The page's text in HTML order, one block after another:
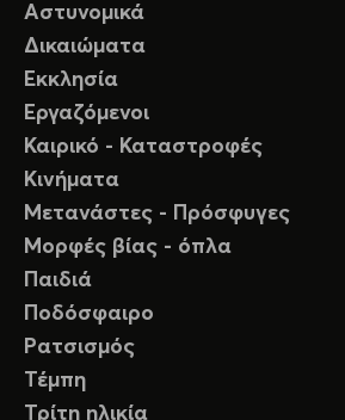
Αστυνομικά
Δικαιώματα
Εκκλησία
Εργαζόμενοι
Καιρικό - Καταστροφές
Κινήματα
Μετανάστες - Πρόσφυγες
Μορφές βίας - όπλα
Παιδιά
Ποδόσφαιρο
Ρατσισμός
Τέμπη
Τρίτη ηλικία